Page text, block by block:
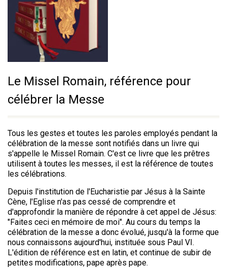
Le Missel Romain, référence pour
célébrer la Messe
Tous les gestes et toutes les paroles employés pendant la
célébration de la messe sont notifiés dans un livre qui
s'appelle le Missel Romain. C'est ce livre que les prêtres
utilisent à toutes les messes, il est la référence de toutes
les célébrations.
Depuis l'institution de l'Eucharistie par Jésus à la Sainte
Cène, l'Eglise n'as pas cessé de comprendre et
d'approfondir la manière de répondre à cet appel de Jésus:
"Faites ceci en mémoire de moi". Au cours du temps la
célébration de la messe a donc évolué, jusqu'à la forme que
nous connaissons aujourd'hui, instituée sous Paul VI.
L'édition de référence est en latin, et continue de subir de
petites modifications, pape après pape.